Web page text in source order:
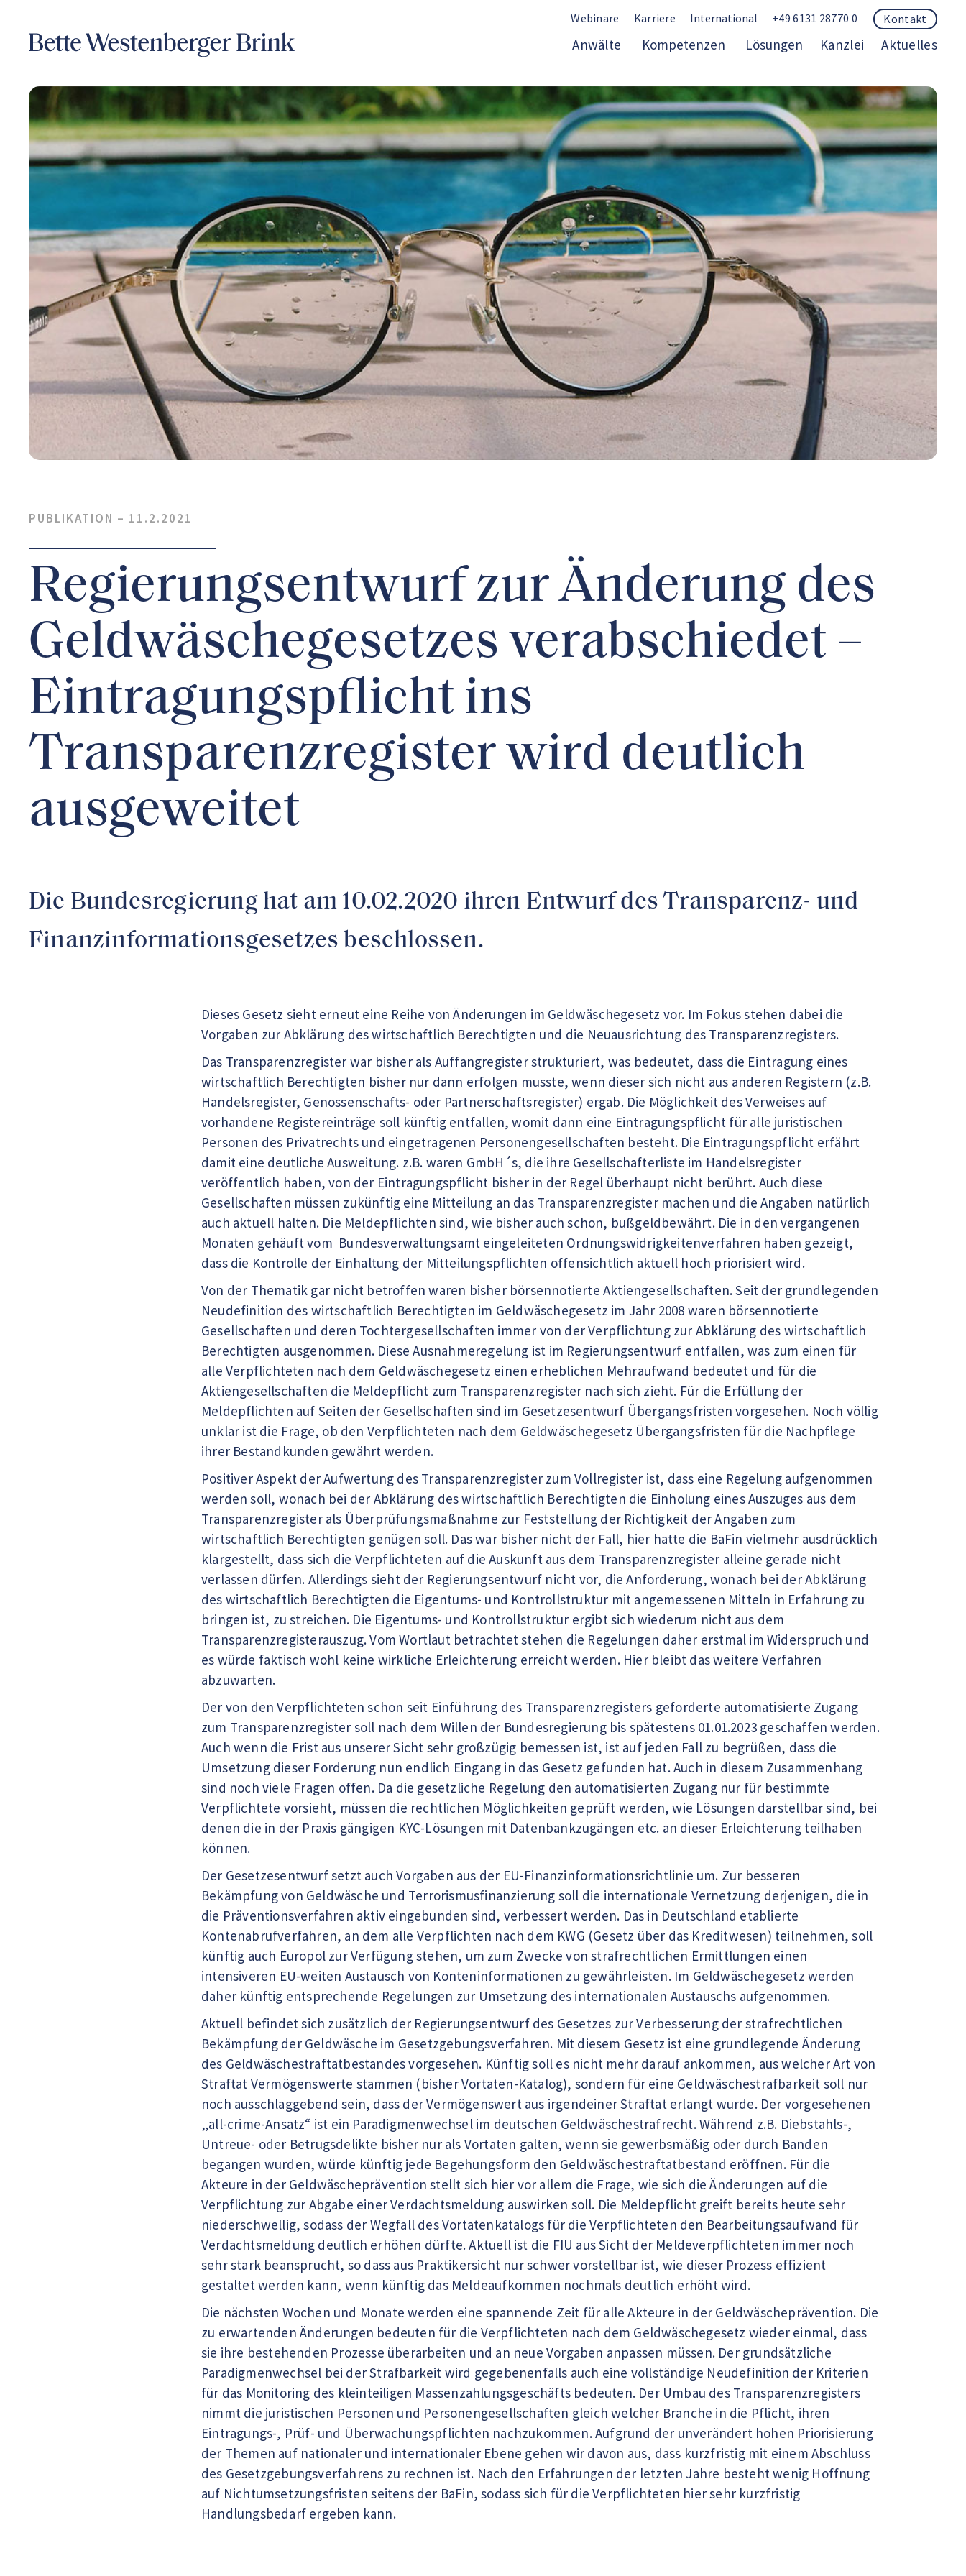
Webinare Karriere International +49 6131 28770 0 Kontakt
Anwälte Kompetenzen Lösungen Kanzlei Aktuelles
PUBLIKATION – 11.2.2021
Regierungsentwurf zur Änderung des
Geldwäschegesetzes verabschiedet –
Eintragungspflicht ins
Transparenzregister wird deutlich
ausgeweitet
Die Bundesregierung hat am 10.02.2020 ihren Entwurf des Transparenz- und
Finanzinformationsgesetzes beschlossen.
Dieses Gesetz sieht erneut eine Reihe von Änderungen im Geldwäschegesetz vor. Im Fokus stehen dabei die
Vorgaben zur Abklärung des wirtschaftlich Berechtigten und die Neuausrichtung des Transparenzregisters.
Das Transparenzregister war bisher als Auffangregister strukturiert, was bedeutet, dass die Eintragung eines
wirtschaftlich Berechtigten bisher nur dann erfolgen musste, wenn dieser sich nicht aus anderen Registern (z.B.
Handelsregister, Genossenschafts- oder Partnerschaftsregister) ergab. Die Möglichkeit des Verweises auf
vorhandene Registereinträge soll künftig entfallen, womit dann eine Eintragungspflicht für alle juristischen
Personen des Privatrechts und eingetragenen Personengesellschaften besteht. Die Eintragungspflicht erfährt
damit eine deutliche Ausweitung. z.B. waren GmbH´s, die ihre Gesellschafterliste im Handelsregister
veröffentlich haben, von der Eintragungspflicht bisher in der Regel überhaupt nicht berührt. Auch diese
Gesellschaften müssen zukünftig eine Mitteilung an das Transparenzregister machen und die Angaben natürlich
auch aktuell halten. Die Meldepflichten sind, wie bisher auch schon, bußgeldbewährt. Die in den vergangenen
Monaten gehäuft vom Bundesverwaltungsamt eingeleiteten Ordnungswidrigkeitenverfahren haben gezeigt,
dass die Kontrolle der Einhaltung der Mitteilungspflichten offensichtlich aktuell hoch priorisiert wird.
Von der Thematik gar nicht betroffen waren bisher börsennotierte Aktiengesellschaften. Seit der grundlegenden
Neudefinition des wirtschaftlich Berechtigten im Geldwäschegesetz im Jahr 2008 waren börsennotierte
Gesellschaften und deren Tochtergesellschaften immer von der Verpflichtung zur Abklärung des wirtschaftlich
Berechtigten ausgenommen. Diese Ausnahmeregelung ist im Regierungsentwurf entfallen, was zum einen für
alle Verpflichteten nach dem Geldwäschegesetz einen erheblichen Mehraufwand bedeutet und für die
Aktiengesellschaften die Meldepflicht zum Transparenzregister nach sich zieht. Für die Erfüllung der
Meldepflichten auf Seiten der Gesellschaften sind im Gesetzesentwurf Übergangsfristen vorgesehen. Noch völlig
unklar ist die Frage, ob den Verpflichteten nach dem Geldwäschegesetz Übergangsfristen für die Nachpflege
ihrer Bestandkunden gewährt werden.
Positiver Aspekt der Aufwertung des Transparenzregister zum Vollregister ist, dass eine Regelung aufgenommen
werden soll, wonach bei der Abklärung des wirtschaftlich Berechtigten die Einholung eines Auszuges aus dem
Transparenzregister als Überprüfungsmaßnahme zur Feststellung der Richtigkeit der Angaben zum
wirtschaftlich Berechtigten genügen soll. Das war bisher nicht der Fall, hier hatte die BaFin vielmehr ausdrücklich
klargestellt, dass sich die Verpflichteten auf die Auskunft aus dem Transparenzregister alleine gerade nicht
verlassen dürfen. Allerdings sieht der Regierungsentwurf nicht vor, die Anforderung, wonach bei der Abklärung
des wirtschaftlich Berechtigten die Eigentums- und Kontrollstruktur mit angemessenen Mitteln in Erfahrung zu
bringen ist, zu streichen. Die Eigentums- und Kontrollstruktur ergibt sich wiederum nicht aus dem
Transparenzregisterauszug. Vom Wortlaut betrachtet stehen die Regelungen daher erstmal im Widerspruch und
es würde faktisch wohl keine wirkliche Erleichterung erreicht werden. Hier bleibt das weitere Verfahren
abzuwarten.
Der von den Verpflichteten schon seit Einführung des Transparenzregisters geforderte automatisierte Zugang
zum Transparenzregister soll nach dem Willen der Bundesregierung bis spätestens 01.01.2023 geschaffen werden.
Auch wenn die Frist aus unserer Sicht sehr großzügig bemessen ist, ist auf jeden Fall zu begrüßen, dass die
Umsetzung dieser Forderung nun endlich Eingang in das Gesetz gefunden hat. Auch in diesem Zusammenhang
sind noch viele Fragen offen. Da die gesetzliche Regelung den automatisierten Zugang nur für bestimmte
Verpflichtete vorsieht, müssen die rechtlichen Möglichkeiten geprüft werden, wie Lösungen darstellbar sind, bei
denen die in der Praxis gängigen KYC-Lösungen mit Datenbankzugängen etc. an dieser Erleichterung teilhaben
können.
Der Gesetzesentwurf setzt auch Vorgaben aus der EU-Finanzinformationsrichtlinie um. Zur besseren
Bekämpfung von Geldwäsche und Terrorismusfinanzierung soll die internationale Vernetzung derjenigen, die in
die Präventionsverfahren aktiv eingebunden sind, verbessert werden. Das in Deutschland etablierte
Kontenabrufverfahren, an dem alle Verpflichten nach dem KWG (Gesetz über das Kreditwesen) teilnehmen, soll
künftig auch Europol zur Verfügung stehen, um zum Zwecke von strafrechtlichen Ermittlungen einen
intensiveren EU-weiten Austausch von Konteninformationen zu gewährleisten. Im Geldwäschegesetz werden
daher künftig entsprechende Regelungen zur Umsetzung des internationalen Austauschs aufgenommen.
Aktuell befindet sich zusätzlich der Regierungsentwurf des Gesetzes zur Verbesserung der strafrechtlichen
Bekämpfung der Geldwäsche im Gesetzgebungsverfahren. Mit diesem Gesetz ist eine grundlegende Änderung
des Geldwäschestraftatbestandes vorgesehen. Künftig soll es nicht mehr darauf ankommen, aus welcher Art von
Straftat Vermögenswerte stammen (bisher Vortaten-Katalog), sondern für eine Geldwäschestrafbarkeit soll nur
noch ausschlaggebend sein, dass der Vermögenswert aus irgendeiner Straftat erlangt wurde. Der vorgesehenen
„all-crime-Ansatz“ ist ein Paradigmenwechsel im deutschen Geldwäschestrafrecht. Während z.B. Diebstahls-,
Untreue- oder Betrugsdelikte bisher nur als Vortaten galten, wenn sie gewerbsmäßig oder durch Banden
begangen wurden, würde künftig jede Begehungsform den Geldwäschestraftatbestand eröffnen. Für die
Akteure in der Geldwäscheprävention stellt sich hier vor allem die Frage, wie sich die Änderungen auf die
Verpflichtung zur Abgabe einer Verdachtsmeldung auswirken soll. Die Meldepflicht greift bereits heute sehr
niederschwellig, sodass der Wegfall des Vortatenkatalogs für die Verpflichteten den Bearbeitungsaufwand für
Verdachtsmeldung deutlich erhöhen dürfte. Aktuell ist die FIU aus Sicht der Meldeverpflichteten immer noch
sehr stark beansprucht, so dass aus Praktikersicht nur schwer vorstellbar ist, wie dieser Prozess effizient
gestaltet werden kann, wenn künftig das Meldeaufkommen nochmals deutlich erhöht wird.
Die nächsten Wochen und Monate werden eine spannende Zeit für alle Akteure in der Geldwäscheprävention. Die
zu erwartenden Änderungen bedeuten für die Verpflichteten nach dem Geldwäschegesetz wieder einmal, dass
sie ihre bestehenden Prozesse überarbeiten und an neue Vorgaben anpassen müssen. Der grundsätzliche
Paradigmenwechsel bei der Strafbarkeit wird gegebenenfalls auch eine vollständige Neudefinition der Kriterien
für das Monitoring des kleinteiligen Massenzahlungsgeschäfts bedeuten. Der Umbau des Transparenzregisters
nimmt die juristischen Personen und Personengesellschaften gleich welcher Branche in die Pflicht, ihren
Eintragungs-, Prüf- und Überwachungspflichten nachzukommen. Aufgrund der unverändert hohen Priorisierung
der Themen auf nationaler und internationaler Ebene gehen wir davon aus, dass kurzfristig mit einem Abschluss
des Gesetzgebungsverfahrens zu rechnen ist. Nach den Erfahrungen der letzten Jahre besteht wenig Hoffnung
auf Nichtumsetzungsfristen seitens der BaFin, sodass sich für die Verpflichteten hier sehr kurzfristig
Handlungsbedarf ergeben kann.